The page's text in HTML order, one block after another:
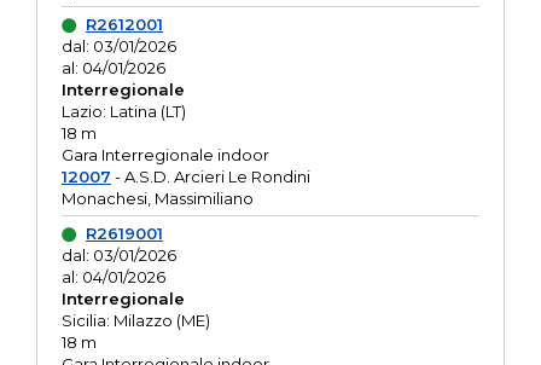
R2612001
dal: 03/01/2026
al: 04/01/2026
Interregionale
Lazio: Latina (LT)
18 m
Gara Interregionale indoor
12007 - A.S.D. Arcieri Le Rondini
Monachesi, Massimiliano
R2619001
dal: 03/01/2026
al: 04/01/2026
Interregionale
Sicilia: Milazzo (ME)
18 m